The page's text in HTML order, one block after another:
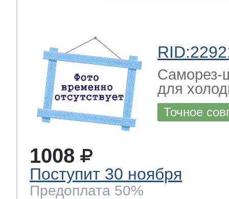
Саморез-
для
Точное
1008
Поступит 30 ноября
Предоплата 50%